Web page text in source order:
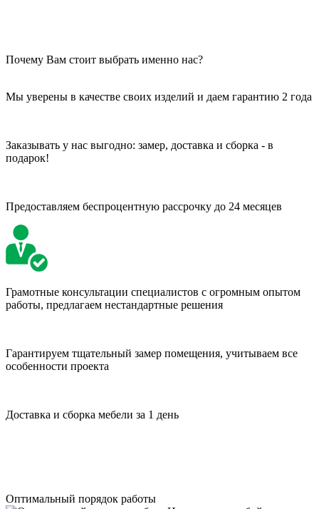
Почему Вам стоит выбрать именно нас?
Мы уверены в качестве своих изделий и даем гарантию 2 года
Заказывать у нас выгодно: замер, доставка и сборка - в
подарок!
Предоставляем беспроцентную рассрочку до 24 месяцев
Грамотные консультации специалистов с огромным опытом
работы, предлагаем нестандартные решения
Гарантируем тщательный замер помещения, учитываем все
особенности проекта
Доставка и сборка мебели за 1 день
Оптимальный порядок работы